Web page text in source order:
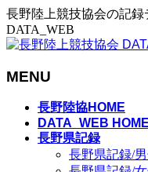
長野陸上競技協会の記
DATA_WEB
MENU
長野陸協HOME
DATA_WEB HOME
長野県記録
長野県記録/